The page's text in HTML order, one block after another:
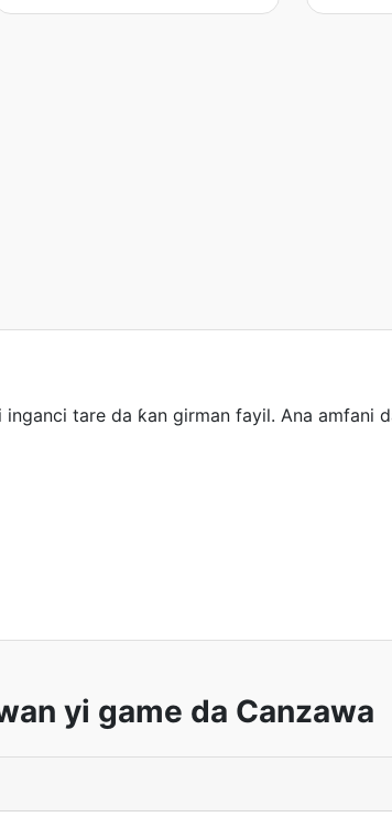
tare da ƙan girman fayil. Ana amfani
yi game da Canzawa